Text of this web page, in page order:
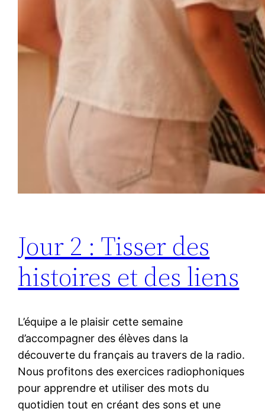
Jour 2 : Tisser des
histoires et des liens
L’équipe a le plaisir cette semaine
d’accompagner des élèves dans la
découverte du français au travers de la radio.
Nous profitons des exercices radiophoniques
pour apprendre et utiliser des mots du
quotidien tout en créant des sons et une